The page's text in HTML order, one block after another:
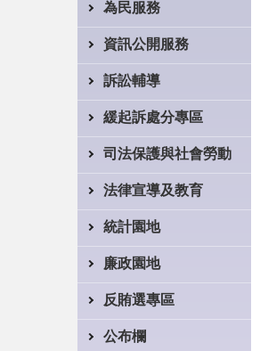
為民服務
資訊公開服務
訴訟輔導
緩起訴處分專區
司法保護與社會勞動
法律宣導及教育
統計園地
廉政園地
反賄選專區
公布欄